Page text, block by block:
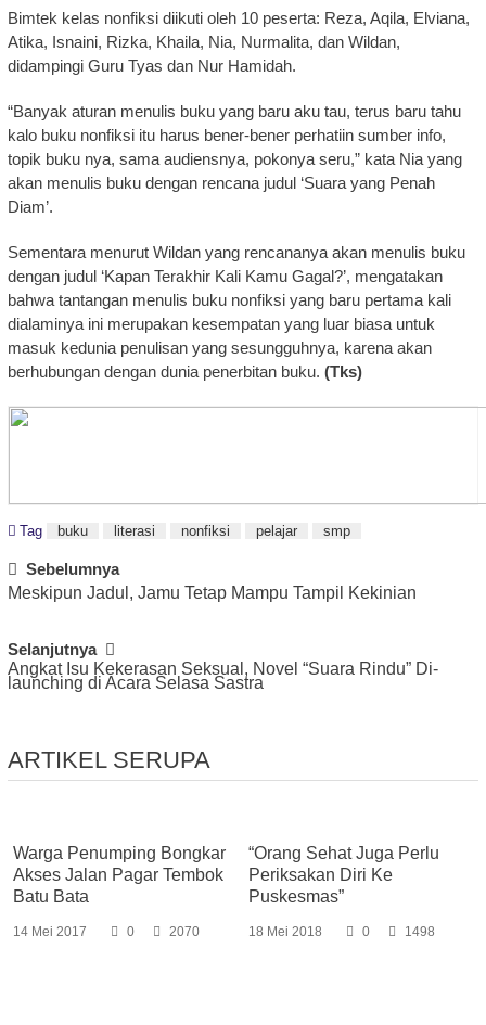
Bimtek kelas nonfiksi diikuti oleh 10 peserta: Reza, Aqila, Elviana,
Atika, Isnaini, Rizka, Khaila, Nia, Nurmalita, dan Wildan,
didampingi Guru Tyas dan Nur Hamidah.
“Banyak aturan menulis buku yang baru aku tau, terus baru tahu
kalo buku nonfiksi itu harus bener-bener perhatiin sumber info,
topik buku nya, sama audiensnya, pokonya seru,” kata Nia yang
akan menulis buku dengan rencana judul ‘Suara yang Penah
Diam’.
Sementara menurut Wildan yang rencananya akan menulis buku
dengan judul ‘Kapan Terakhir Kali Kamu Gagal?’, mengatakan
bahwa tantangan menulis buku nonfiksi yang baru pertama kali
dialaminya ini merupakan kesempatan yang luar biasa untuk
masuk kedunia penulisan yang sesungguhnya, karena akan
berhubungan dengan dunia penerbitan buku. (Tks)
Tag buku literasi nonfiksi pelajar smp
Post
Navigation
Sebelumnya
Meskipun Jadul, Jamu Tetap Mampu Tampil Kekinian
Selanjutnya
Angkat Isu Kekerasan Seksual, Novel “Suara Rindu” Di-
launching di Acara Selasa Sastra
ARTIKEL SERUPA
Warga Penumping Bongkar
Akses Jalan Pagar Tembok
Batu Bata
14 Mei 2017 0 2070
“Orang Sehat Juga Perlu
Periksakan Diri Ke
Puskesmas”
18 Mei 2018 0 1498